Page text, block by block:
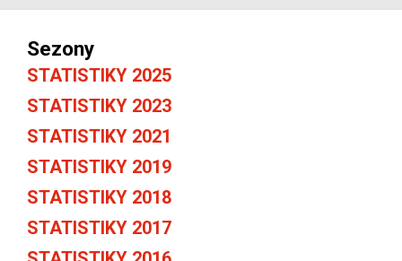
Sezony
STATISTIKY 2025
STATISTIKY 2023
STATISTIKY 2021
STATISTIKY 2019
STATISTIKY 2018
STATISTIKY 2017